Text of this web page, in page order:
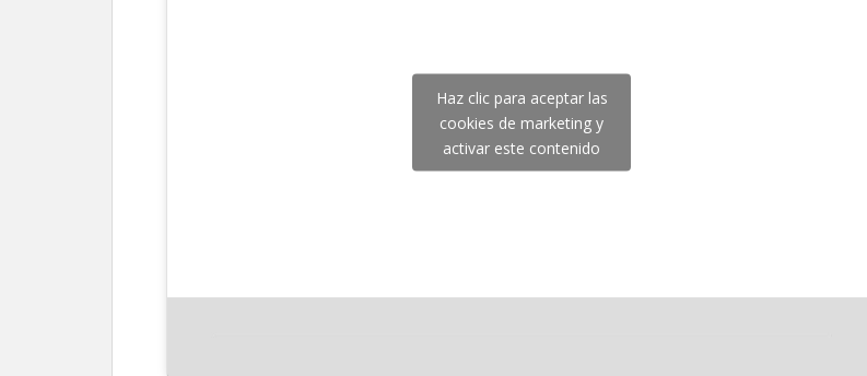
Haz clic para aceptar las
cookies de marketing y
activar este contenido